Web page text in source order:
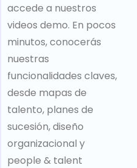
accede a nuestros
videos demo. En pocos
minutos, conocerás
nuestras
funcionalidades claves,
desde mapas de
talento, planes de
sucesión, diseño
organizacional y
people & talent